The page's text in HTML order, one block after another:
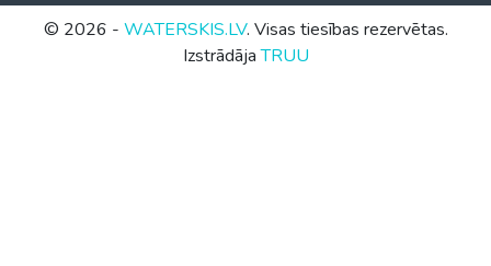
© 2026 - WATERSKIS.LV. Visas tiesības rezervētas.
IzstrādājaTRUU